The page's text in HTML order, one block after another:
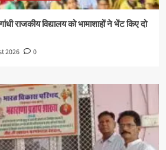
राजकीय विद्यालय को भामाशाहों ने भेंट किए दो
2026 0